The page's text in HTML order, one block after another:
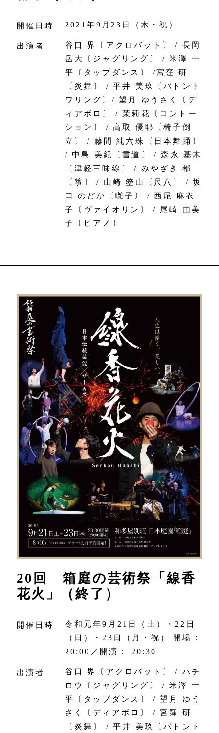
開催日時 2021年9月23日（木・祝）
出演者
谷口 界〔アクロバット〕 / 長岡
岳大〔ジャグリング〕 / 米澤 一
平〔タップダンス〕 /宮窪 研
〔炎舞〕 / 平井 美玖〔バトント
ワリング〕/ 望月 ゆうさく〔デ
ィアボロ〕 / 茉莉花〔コントー
ション〕 / 高取 優耶〔椅子倒
立〕 / 藤間 純六珠〔日本舞踊〕
/ 中島 美紀〔書道〕 / 森永 基木
〔津軽三味線〕 / みやざき 都
〔箏〕 / 山崎 箜山〔尺八〕 / 坂
口 のどか〔囃子〕 / 西尾 麻衣
子〔ヴァイオリン〕 / 尾崎 由美
子〔ピアノ〕
20回 箱庭の芸術祭「線香
花火」（終了）
開催日時
令和元年9月21日（土）・22日
（日）・23日（月・祝） 開場：
20:00／開演： 20:30
出演者
谷口 界〔アクロバット〕 / ハチ
ロウ〔ジャグリング〕 / 米澤 一
平〔タップダンス〕 / 望月 ゆう
さく〔ディアボロ〕 / 宮窪 研
〔炎舞〕 / 平井 美玖〔バトント